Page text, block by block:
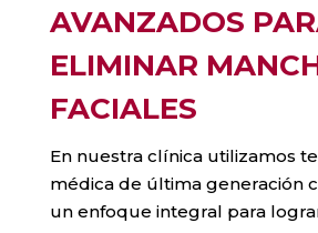
AVANZADOS
ELIMINAR
FACIALES
En nuestra clínica utilizamos
médica de última generación
un enfoque integral para